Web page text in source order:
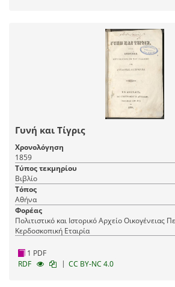
Γυνή και Τίγρις
Χρονολόγηση
1859
Τύπος τεκμηρίου
Βιβλίο
Τόπος
Αθήνα
Φορέας
Πολιτιστικό και Ιστορικό Αρχείο Οικογένειας
Κερδοσκοπική Εταιρία
1 PDF
RDF
| CC BY-NC 4.0